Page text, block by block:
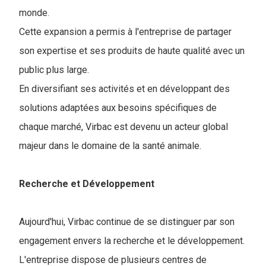
monde.
Cette expansion a permis à l'entreprise de partager
son expertise et ses produits de haute qualité avec un
public plus large.
En diversifiant ses activités et en développant des
solutions adaptées aux besoins spécifiques de
chaque marché, Virbac est devenu un acteur global
majeur dans le domaine de la santé animale.
Recherche et Développement
Aujourd'hui, Virbac continue de se distinguer par son
engagement envers la recherche et le développement.
L'entreprise dispose de plusieurs centres de